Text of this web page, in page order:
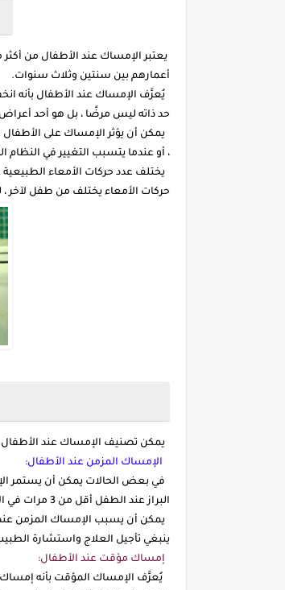
يعتبر الإمساك عند الأطفال من
أعمارهم بين سنتين وثلاث سنوات.
يُعرَّف الإمساك عند الأطفال بأنه
حد ذاته ليس مرضًا ، بل هو أحد
يمكن أن يؤثر الإمساك على
، أو عندما يتسبب التغيير في النظام
يختلف عدد حركات الأمعاء
حركات الأمعاء يختلف من طفل لآخر ،
يمكن تصنيف الإمساك عند الأطفال
الإمساك المزمن عند الأطفال:
البراز عند الطفل أقل من 3 مرات في الأسبوع.
يمكن أن يسبب الإمساك المزمن
ينبغي تأجيل العلاج واستشارة
إمساك مؤقت عند الأطفال:
يُعرَّف الإمساك المؤقت بأنه